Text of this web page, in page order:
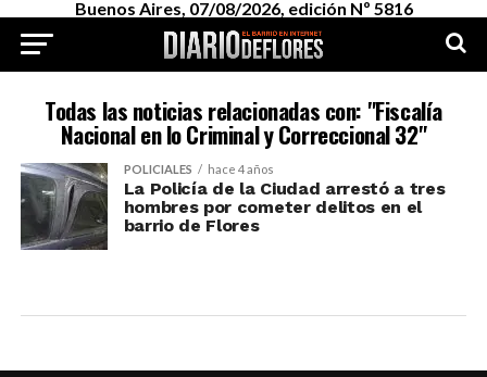
Buenos Aires, 07/08/2026, edición Nº 5816
Todas las noticias relacionadas con: "Fiscalía
Nacional en lo Criminal y Correccional 32"
POLICIALES hace 4 años
La Policía de la Ciudad arrestó a tres
hombres por cometer delitos en el
barrio de Flores